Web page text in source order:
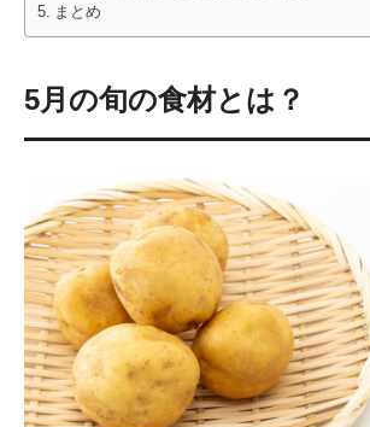
まとめ
5月の旬の食材とは？